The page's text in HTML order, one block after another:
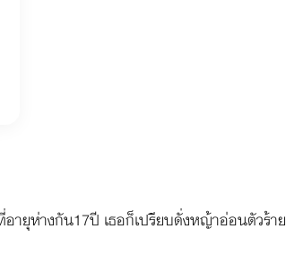
ายุห่างกัน17ปี เธอก็เปรียบดั่งหญ้าอ่อนตัวร้า